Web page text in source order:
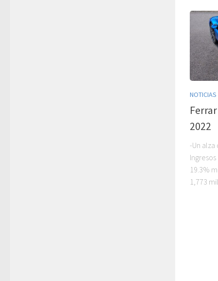
NOTICIAS
2022
-Un
19.3%
1,773